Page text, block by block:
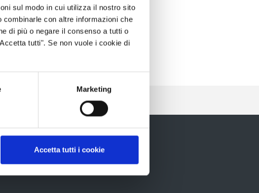
sul modo in cui utilizza il nostro sito
con altre informazioni che
di più o negare il consenso a tutti o
tutti". Se non vuole i cookie di
Marketing
Accetta tutti i cookie